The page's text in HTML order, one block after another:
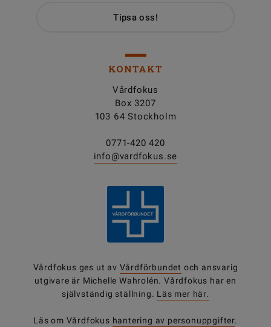
Tipsa oss!
KONTAKT
Vårdfokus
Box 3207
103 64 Stockholm
0771-420 420
info@vardfokus.se
Vårdfokus ges ut av Vårdförbundet och ansvarig
utgivare är Michelle Wahrolén. Vårdfokus har en
självständig ställning. Läs mer här.
Läs om Vårdfokus hantering av personuppgifter.